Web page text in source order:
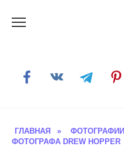
ГЛАВНАЯ » ФОТОГРАФИИ
ФОТОГРАФА DREW HOPPER